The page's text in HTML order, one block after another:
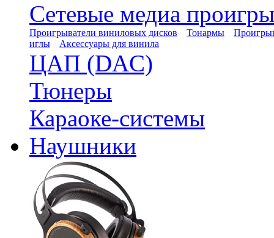
Сетевые медиа
Проигрыватели виниловых дисков Тонармы
иглы
Аксессуары для винила
ЦАП (DAC)
Тюнеры
Караоке-системы
Наушники